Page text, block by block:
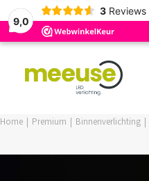
9,0
3 Reviews
Home Premium Binnenverlichting